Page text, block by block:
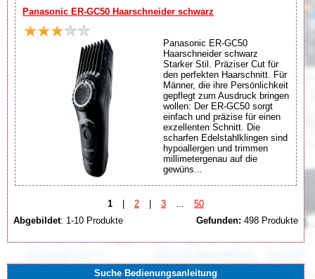
Panasonic ER-GC50 Haarschneider schwarz
Panasonic ER-GC50
Haarschneider schwarz
Starker Stil. Präziser Cut für
den perfekten Haarschnitt. Für
Männer, die ihre Persönlichkeit
gepflegt zum Ausdruck bringen
wollen: Der ER-GC50 sorgt
einfach und präzise für einen
exzellenten Schnitt. Die
scharfen Edelstahlklingen sind
hypoallergen und trimmen
millimetergenau auf die
gewüns...
1 | 2 | 3
50
Abgebildet: 1-10 Produkte Gefunden: 498 Produkte
Suche Bedienungsanleitung